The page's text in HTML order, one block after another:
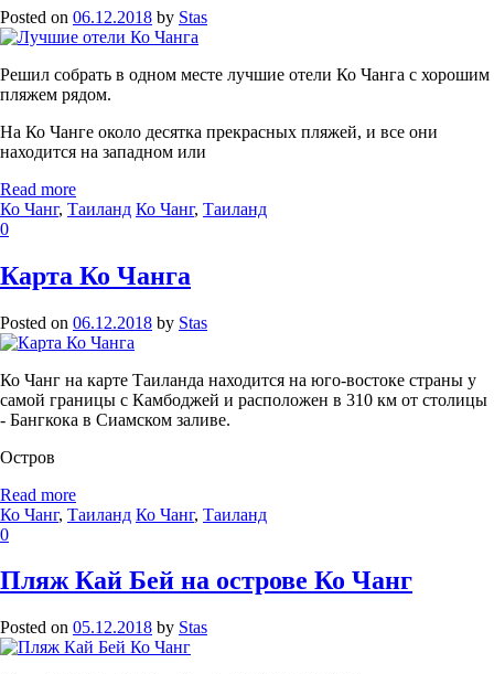
Posted on 06.12.2018 by Stas
Решил собрать в одном месте лучшие отели Ко Чанга с хорошим
пляжем рядом.
На Ко Чанге около десятка прекрасных пляжей, и все они
находится на западном или
Read more
Ко Чанг, Таиланд Ко Чанг, Таиланд
0
Карта Ко Чанга
Posted on 06.12.2018 by Stas
Ко Чанг на карте Таиланда находится на юго-востоке страны у
самой границы с Камбоджей и расположен в 310 км от столицы
- Бангкока в Сиамском заливе.
Остров
Read more
Ко Чанг, Таиланд Ко Чанг, Таиланд
0
Пляж Кай Бей на острове Ко Чанг
Posted on 05.12.2018 by Stas